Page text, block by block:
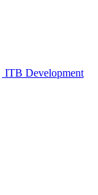
ITB Development